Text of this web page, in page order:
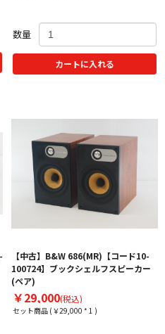
数量
カートに入れる
【中古】B&W 686(MR)【コード10-
100724】ブックシェルフスピーカー
(ペア)
￥29,000(税込)
セット商品 (￥29,000 * 1 )